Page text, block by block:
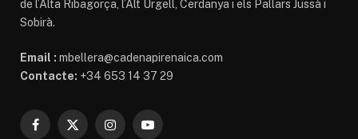
de l’Alta Ribagorça, l’Alt Urgell, Cerdanya i els Pallars Jussà i
Sobirà.
Email : mbellera@cadenapirenaica.com
Contacte: +34 653 14 37 29
Facebook
X
InstagramYouTube